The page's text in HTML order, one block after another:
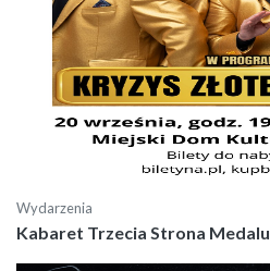
Wydarzenia
Kabaret Trzecia Strona Medalu